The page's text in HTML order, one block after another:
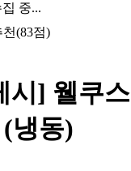
중...
(83점)
시] 웰쿠
냉동)